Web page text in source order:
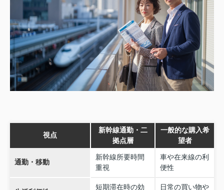
視点
新幹線通勤・二
拠点層
一般的な購入希
望者
通勤・移動
新幹線所要時間
重視
車や在来線の利
便性
短期滞在時の効
日常の買い物や